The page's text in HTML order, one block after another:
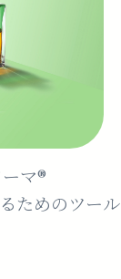
マ®️
ためのツール